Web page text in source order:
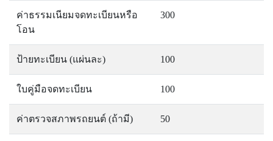
ค่าธรรมเนียมจดทะเบียนหรือ
โอน
300
ป้ายทะเบียน (แผ่นละ) 100
ใบคู่มือจดทะเบียน 100
ค่าตรวจสภาพรถยนต์ (ถ้ามี) 50